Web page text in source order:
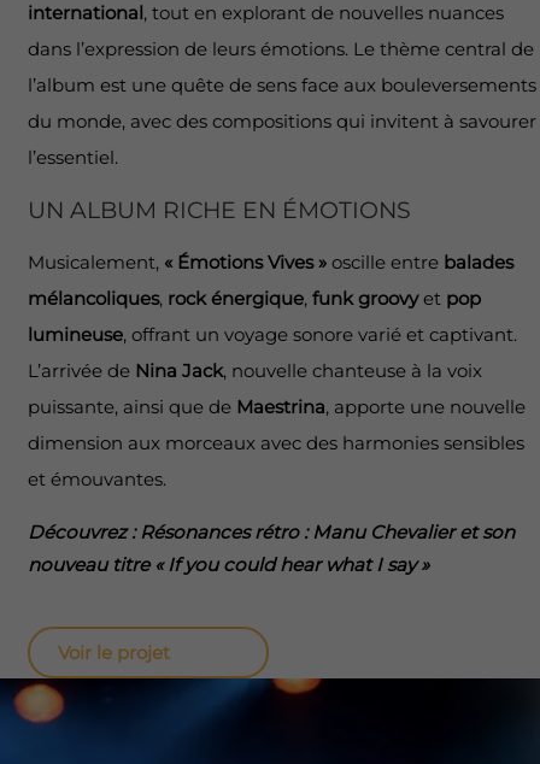
international, tout en explorant de nouvelles nuances
dans l’expression de leurs émotions. Le thème central de
l’album est une quête de sens face aux bouleversements
du monde, avec des compositions qui invitent à savourer
l’essentiel.
UN ALBUM RICHE EN ÉMOTIONS
Musicalement, « Émotions Vives »oscille entre balades
mélancoliques, rock énergique, funk groovyet pop
lumineuse, offrant un voyage sonore varié et captivant.
L’arrivée de Nina Jack, nouvelle chanteuse à la voix
puissante, ainsi que de Maestrina, apporte une nouvelle
dimension aux morceaux avec des harmonies sensibles
et émouvantes.
Découvrez : Résonances rétro : Manu Chevalier et son
nouveau titre « If you could hear what I say »
Voir le projet